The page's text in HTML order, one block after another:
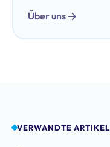
Über uns
VERWANDTE ARTIKEL